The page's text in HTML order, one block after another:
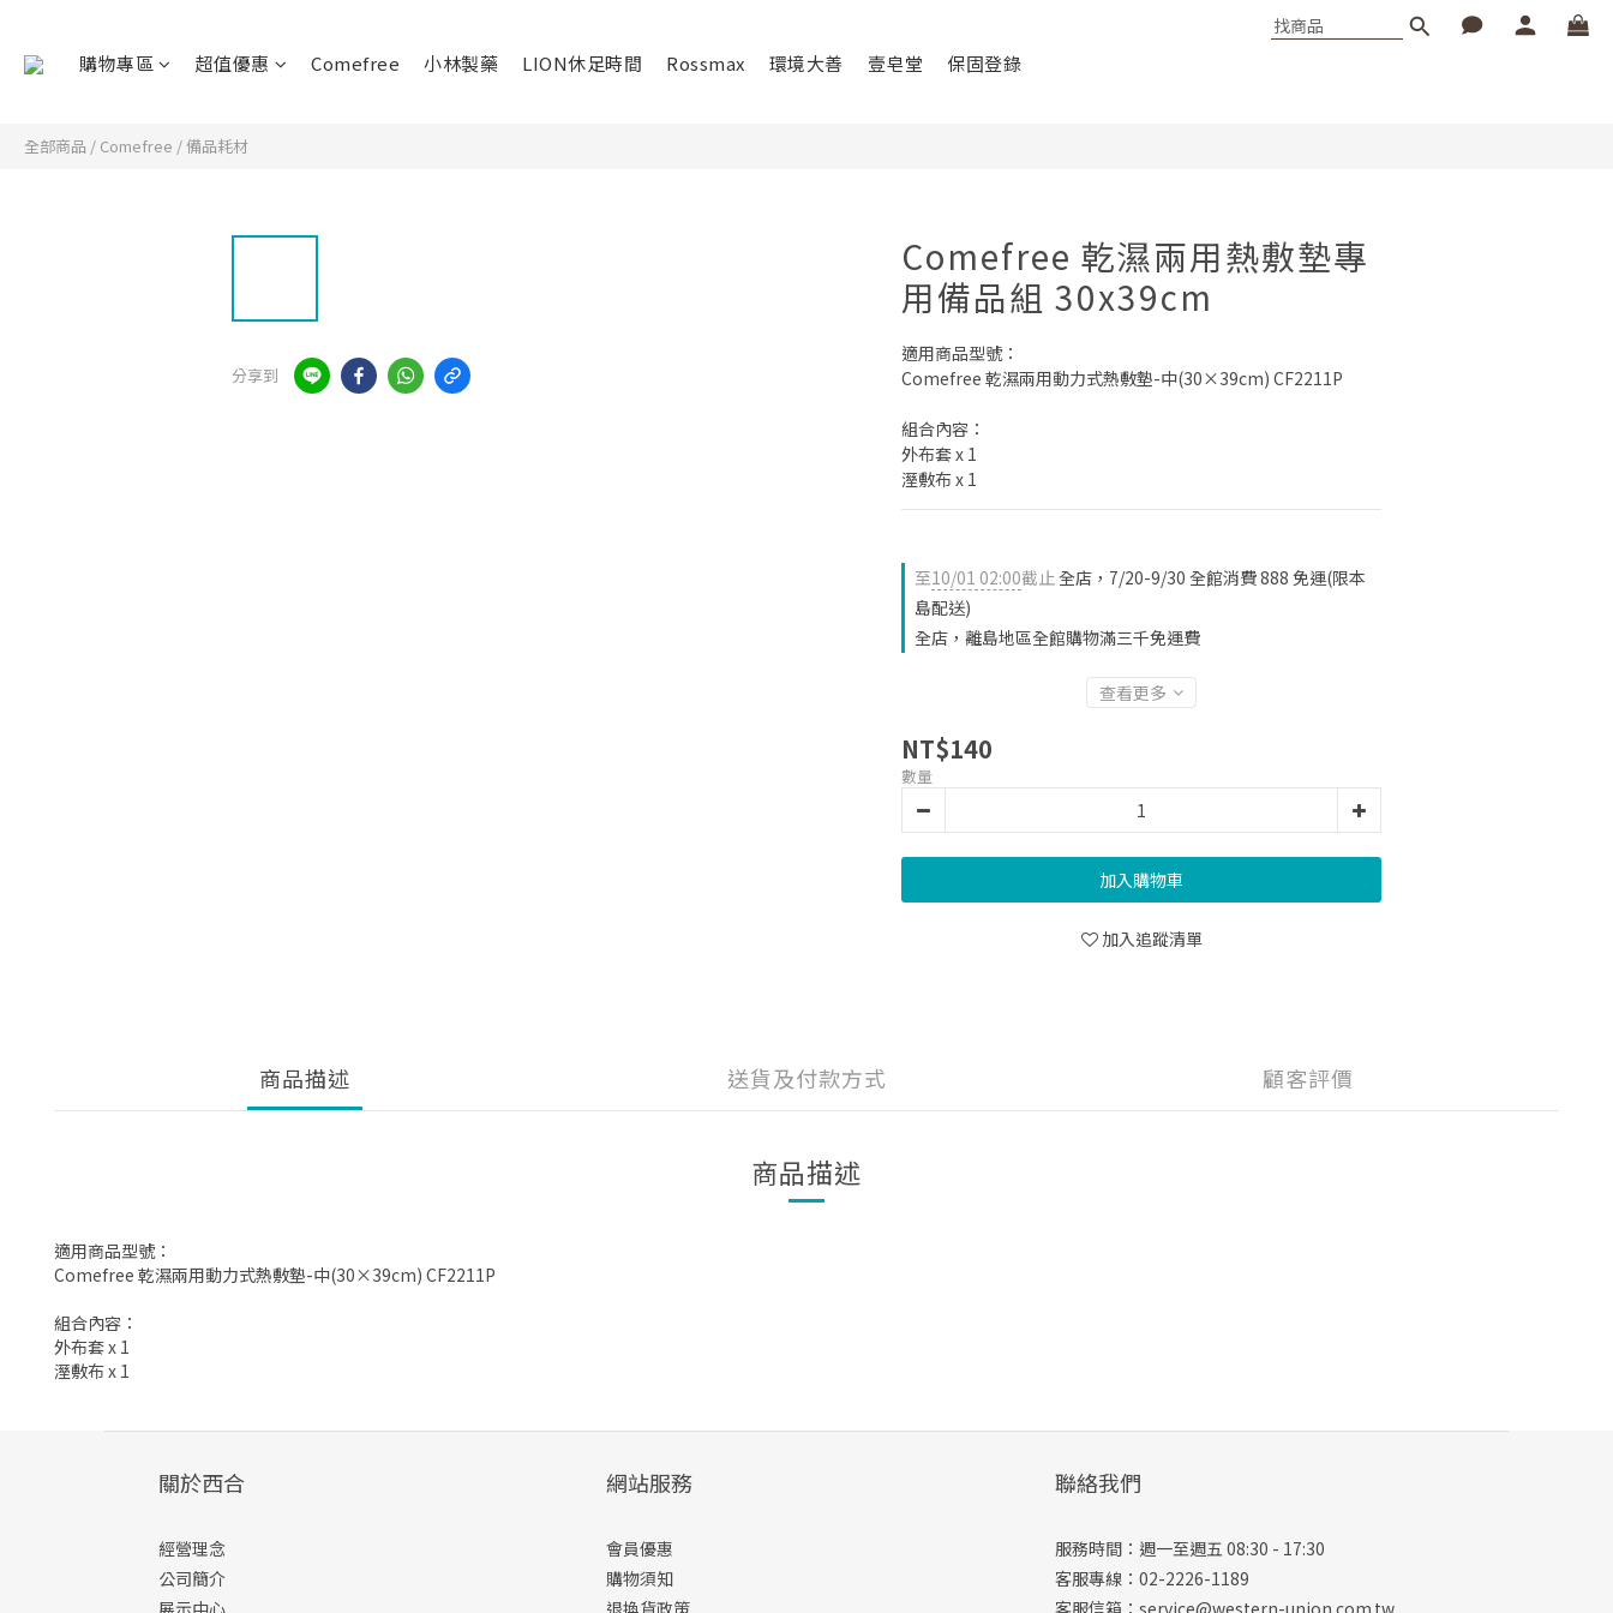
購物專區 超值優惠 Comefree 小林製藥 LION休足時間 Rossmax 環境大善 壹皂堂 保固登錄
全部商品 / Comefree /備品耗材
分享到
Comefree 乾濕兩用熱敷墊專
用備品組 30x39cm
適用商品型號：
Comefree 乾濕兩用動力式熱敷墊-中(30×39cm) CF2211P
組合內容：
外布套 x 1
溼敷布 x 1
至10/01 02:00截止全店，7/20-9/30 全館消費 888 免運(限本
島配送)
全店，離島地區全館購物滿三千免運費
查看更多
NT$140
數量
加入購物車
加入追蹤清單
商品描述 送貨及付款方式 顧客評價
商品描述
適用商品型號：
Comefree 乾濕兩用動力式熱敷墊-中(30×39cm) CF2211P
組合內容：
外布套 x 1
溼敷布 x 1
關於西合
經營理念
公司簡介
展示中心
網站服務
會員優惠
購物須知
退換貨政策
聯絡我們
服務時間：週一至週五 08:30 - 17:30
客服專線：02-2226-1189
客服信箱： service@western-union.com.tw